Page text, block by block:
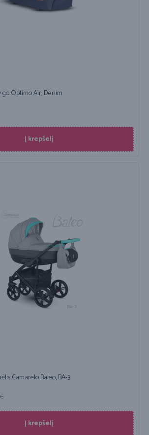
go Optimo Air, Denim
Į krepšelį
Camarelo Baleo, BA-3
Į krepšelį